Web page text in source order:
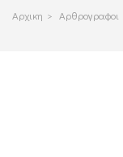
Αρχικη > Αρθρογραφοι